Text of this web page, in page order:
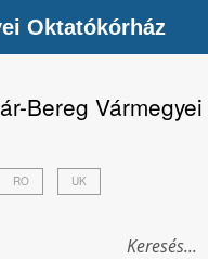
Bereg Vármegyei
RO UK
Oktatókórház